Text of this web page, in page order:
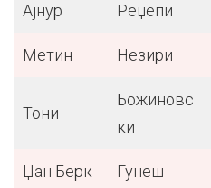
Ајнур Реџепи
Метин Незири
Тони
Божиновс
ки
Џан Берк Гунеш